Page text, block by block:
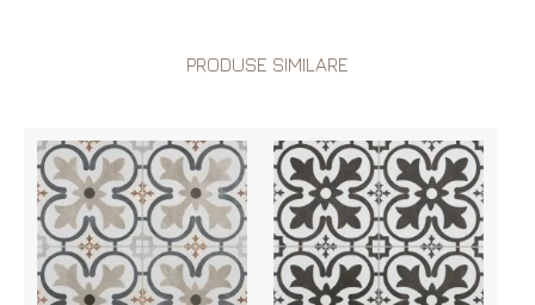
PRODUSE SIMILARE